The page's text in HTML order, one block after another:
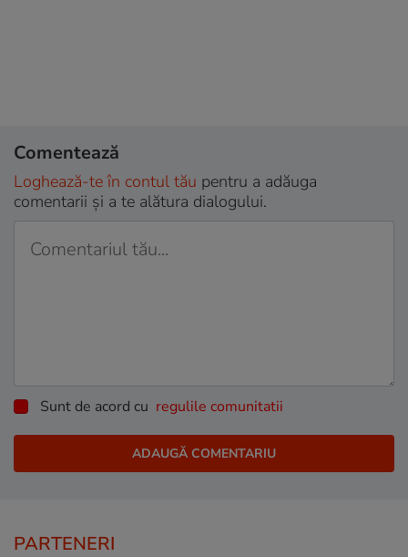
Comentează
Loghează-te în contul tău pentru a adăuga
comentarii și a te alătura dialogului.
Sunt de acord cu regulile comunitatii
PARTENERI